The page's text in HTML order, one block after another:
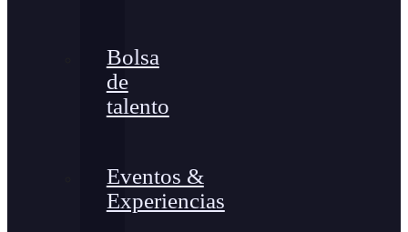
Bolsa
de
talento
Eventos &
Experiencias